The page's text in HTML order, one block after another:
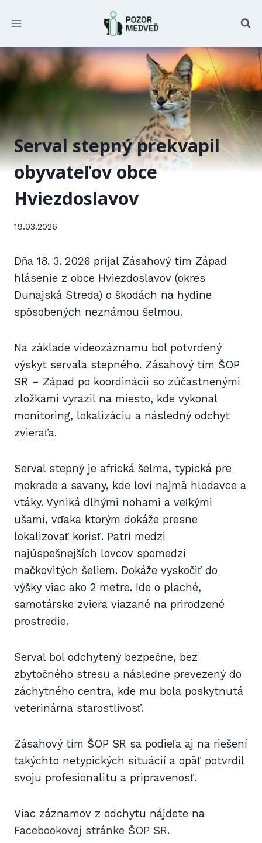
na
Serval stepný prekvapil
obyvateľov obce
Hviezdoslavov
19.03.2026
Dňa 18. 3. 2026 prijal Zásahový tím Západ
hlásenie z obce Hviezdoslavov (okres
Dunajská Streda) o škodách na hydine
spôsobených neznámou šelmou.
Na základe videozáznamu bol potvrdený
výskyt servala stepného. Zásahový tím ŠOP
SR – Západ po koordinácii so zúčastnenými
zložkami vyrazil na miesto, kde vykonal
monitoring, lokalizáciu a následný odchyt
zvieraťa.
Serval stepný je africká šelma, typická pre
mokrade a savany, kde loví najmä hlodavce a
vtáky. Vyniká dlhými nohami a veľkými
ušami, vďaka ktorým dokáže presne
lokalizovať korisť. Patrí medzi
najúspešnejších lovcov spomedzi
mačkovitých šeliem. Dokáže vyskočiť do
výšky viac ako 2 metre. Ide o plaché,
samotárske zviera viazané na prirodzené
prostredie.
Serval bol odchytený bezpečne, bez
zbytočného stresu a následne prevezený do
záchytného centra, kde mu bola poskytnutá
veterinárna starostlivosť.
Zásahový tím ŠOP SR sa podieľa aj na riešení
takýchto netypických situácií a opäť potvrdil
svoju profesionalitu a pripravenosť.
Viac záznamov z odchytu nájdete na
Facebookovej stránke ŠOP SR.